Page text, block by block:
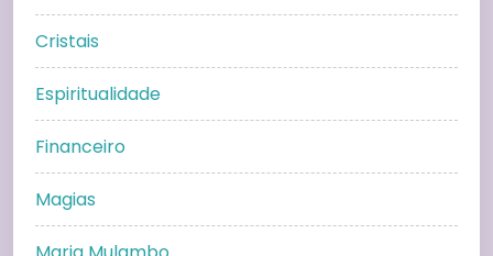
Cristais
Espiritualidade
Financeiro
Magias